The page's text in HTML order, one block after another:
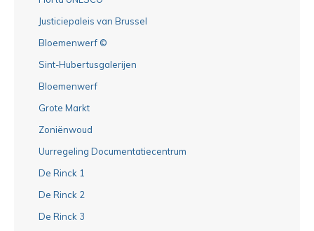
Justiciepaleis van Brussel
Bloemenwerf ©
Sint-Hubertusgalerijen
Bloemenwerf
Grote Markt
Zoniënwoud
Uurregeling Documentatiecentrum
De Rinck 1
De Rinck 2
De Rinck 3